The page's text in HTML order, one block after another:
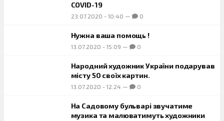
COVID-19
23.07.2020 - 10:40 — 0
Нужна ваша помощь !
13.07.2020 - 15:09 — 0
Народний художник України подарував
місту 50 своїх картин.
13.07.2020 - 12:24 — 0
На Садовому бульварі звучатиме
музика та малюватимуть художники